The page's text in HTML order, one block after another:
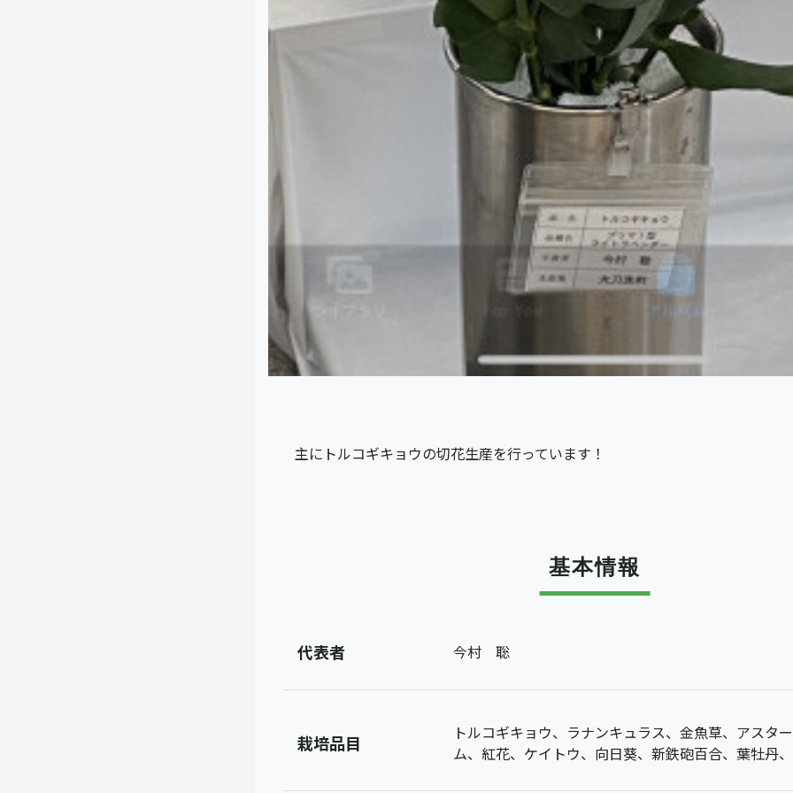
主にトルコギキョウの切花生産を行っています！
基本情報
代表者 今村 聡
栽培品目
トルコギキョウ、ラナンキュラス、金魚草、アスタ
ム、紅花、ケイトウ、向日葵、新鉄砲百合、葉牡丹